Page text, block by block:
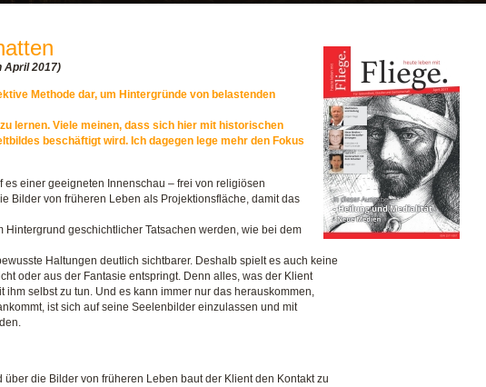
April 2017)
Methode dar, um Hintergründe von belastenden
lernen. Viele meinen, dass sich hier mit historischen
beschäftigt wird. Ich dagegen lege mehr den Fokus
einer geeigneten Innenschau – frei von religiösen
Bilder von früheren Leben als Projektionsfläche, damit das
Hintergrund geschichtlicher Tatsachen werden, wie bei dem
Haltungen deutlich sichtbarer. Deshalb spielt es auch keine
oder aus der Fantasie entspringt. Denn alles, was der Klient
ihm selbst zu tun. Und es kann immer nur das herauskommen,
ist sich auf seine Seelenbilder einzulassen und mit
die Bilder von früheren Leben baut der Klient den Kontakt zu